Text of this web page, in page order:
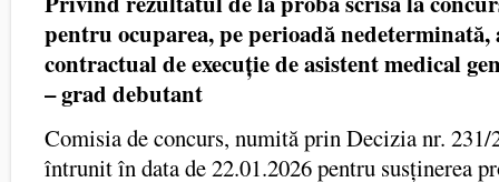
pentru ocuparea, pe perioadă
contractual de execuție de asistent medical
– grad debutant
Comisia de concurs, numită prin Decizia nr. 231/
întrunit în data de 22.01.2026 pentru susținerea